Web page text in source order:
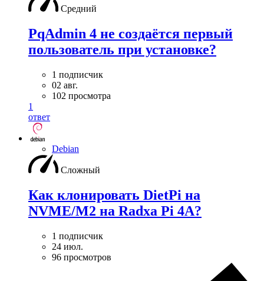
Средний
PqAdmin 4 не создаётся первый
пользователь при установке?
1 подписчик
02 авг.
102 просмотра
1
ответ
Debian
Сложный
Как клонировать DietPi на
NVME/M2 на Radxa Pi 4A?
1 подписчик
24 июл.
96 просмотров